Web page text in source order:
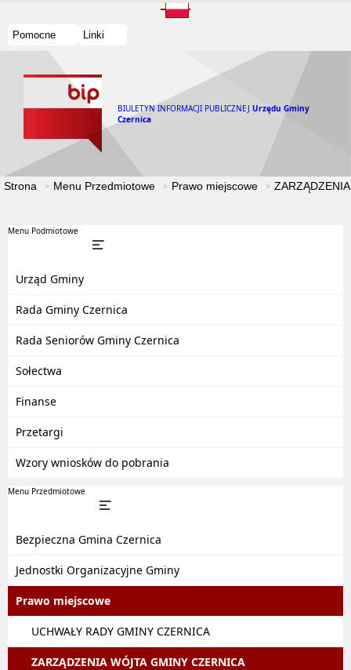
Pomocne Linki
BIULETYN INFORMACJI PUBLICZNEJ Urzędu Gminy
Czernica
Strona Menu Przedmiotowe Prawo miejscowe
Menu Podmiotowe
Urząd Gminy
Rada Gminy Czernica
Rada Seniorów Gminy Czernica
Sołectwa
Finanse
Przetargi
Wzory wniosków do pobrania
Menu Przedmiotowe
Bezpieczna Gmina Czernica
Jednostki Organizacyjne Gminy
Prawo miejscowe
UCHWAŁY RADY GMINY CZERNICA
ZARZĄDZENIA WÓJTA GMINY CZERNICA